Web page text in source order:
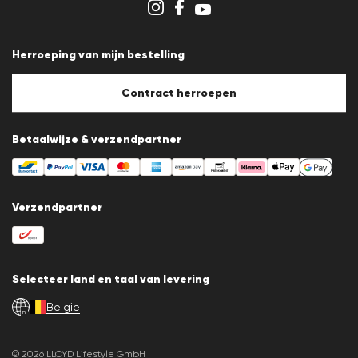
Afdruk
Cookiebeleid
Herroeping van mijn bestelling
Contract herroepen
Betaalwijze & verzendpartner
Verzendpartner
Selecteer land en taal van levering
nl België
© 2026 LLOYD Lifestyle GmbH